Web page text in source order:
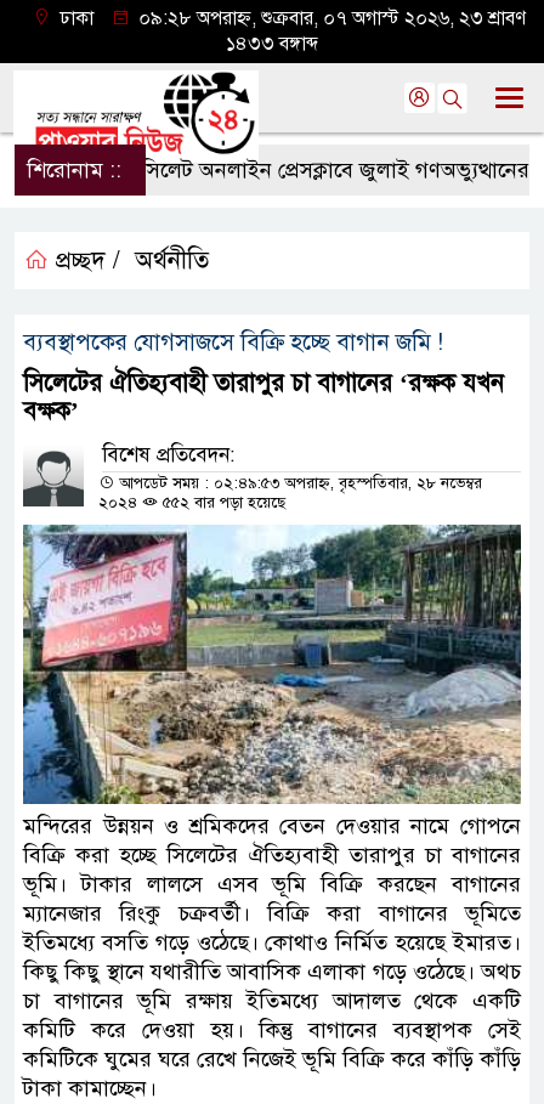
ঢাকা
০৯:২৮ অপরাহ্ন, শুক্রবার, ০৭ অগাস্ট ২০২৬, ২৩ শ্রাবণ
১৪৩৩ বঙ্গাব্দ
শিরোনাম ::সিলেট অনলাইন প্রেসক্লাবে জুলাই গণঅভ্যুত্থানের
প্রচ্ছদ / অর্থনীতি
ব্যবস্থাপকের যোগসাজসে বিক্রি হচ্ছে বাগান জমি !
সিলেটের ঐতিহ্যবাহী তারাপুর চা বাগানের ‘রক্ষক যখন
বক্ষক’
বিশেষ প্রতিবেদন:
আপডেট সময় : ০২:৪৯:৫৩ অপরাহ্ন, বৃহস্পতিবার, ২৮ নভেম্বর
২০২৪
৫৫২ বার পড়া হয়েছে
মন্দিরের উন্নয়ন ও শ্রমিকদের বেতন দেওয়ার নামে গোপনে
বিক্রি করা হচ্ছে সিলেটের ঐতিহ্যবাহী তারাপুর চা বাগানের
ভূমি। টাকার লালসে এসব ভূমি বিক্রি করছেন বাগানের
ম্যানেজার রিংকু চক্রবর্তী। বিক্রি করা বাগানের ভূমিতে
ইতিমধ্যে বসতি গড়ে ওঠেছে। কোথাও নির্মিত হয়েছে ইমারত।
কিছু কিছু স্থানে যথারীতি আবাসিক এলাকা গড়ে ওঠেছে। অথচ
চা বাগানের ভূমি রক্ষায় ইতিমধ্যে আদালত থেকে একটি
কমিটি করে দেওয়া হয়। কিন্তু বাগানের ব্যবস্থাপক সেই
কমিটিকে ঘুমের ঘরে রেখে নিজেই ভূমি বিক্রি করে কাঁড়ি কাঁড়ি
টাকা কামাচ্ছেন।